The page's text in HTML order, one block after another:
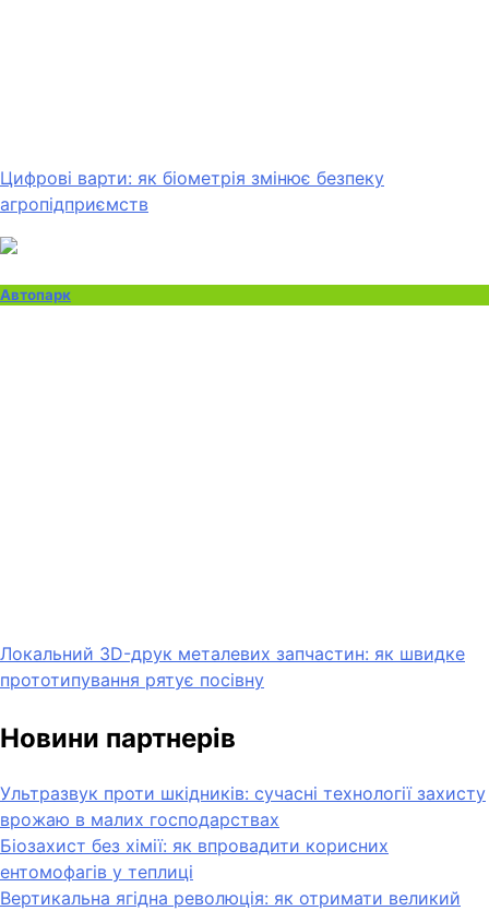
Цифрові варти: як біометрія змінює безпеку
агропідприємств
Автопарк
Локальний 3D-друк металевих запчастин: як швидке
прототипування рятує посівну
Новини партнерів
Ультразвук проти шкідників: сучасні технології захисту
врожаю в малих господарствах
Біозахист без хімії: як впровадити корисних
ентомофагів у теплиці
Вертикальна ягідна революція: як отримати великий